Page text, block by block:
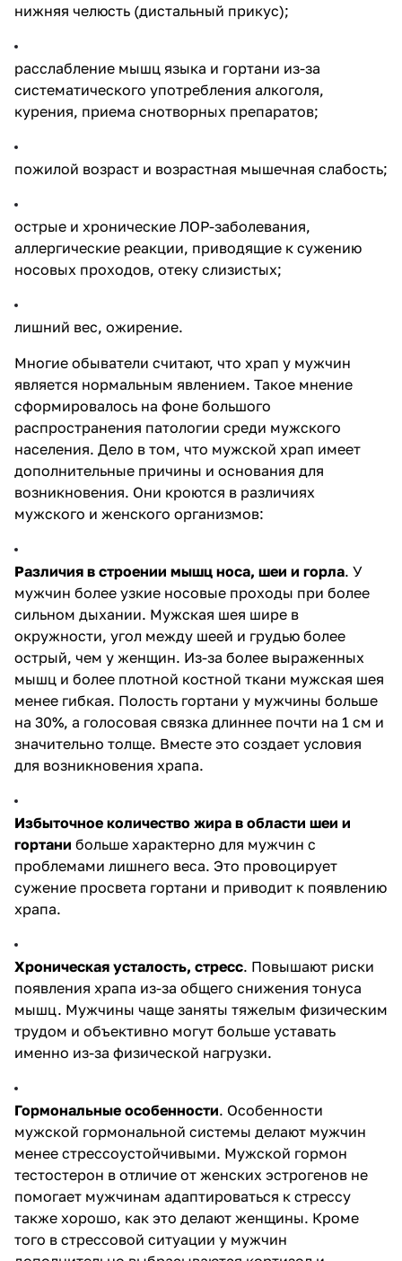
нижняя челюсть (дистальный прикус);
расслабление мышц языка и гортани из-за
систематического употребления алкоголя,
курения, приема снотворных препаратов;
пожилой возраст и возрастная мышечная слабость;
острые и хронические ЛОР-заболевания,
аллергические реакции, приводящие к сужению
носовых проходов, отеку слизистых;
лишний вес, ожирение.
Многие обыватели считают, что храп у мужчин
является нормальным явлением. Такое мнение
сформировалось на фоне большого
распространения патологии среди мужского
населения. Дело в том, что мужской храп имеет
дополнительные причины и основания для
возникновения. Они кроются в различиях
мужского и женского организмов:
Различия в строении мышц носа, шеи и горла. У
мужчин более узкие носовые проходы при более
сильном дыхании. Мужская шея шире в
окружности, угол между шеей и грудью более
острый, чем у женщин. Из-за более выраженных
мышц и более плотной костной ткани мужская шея
менее гибкая. Полость гортани у мужчины больше
на 30%, а голосовая связка длиннее почти на 1 см и
значительно толще. Вместе это создает условия
для возникновения храпа.
Избыточное количество жира в области шеи и
гортани больше характерно для мужчин с
проблемами лишнего веса. Это провоцирует
сужение просвета гортани и приводит к появлению
храпа.
Хроническая усталость, стресс. Повышают риски
появления храпа из-за общего снижения тонуса
мышц. Мужчины чаще заняты тяжелым физическим
трудом и объективно могут больше уставать
именно из-за физической нагрузки.
Гормональные особенности. Особенности
мужской гормональной системы делают мужчин
менее стрессоустойчивыми. Мужской гормон
тестостерон в отличие от женских эстрогенов не
помогает мужчинам адаптироваться к стрессу
также хорошо, как это делают женщины. Кроме
того в стрессовой ситуации у мужчин